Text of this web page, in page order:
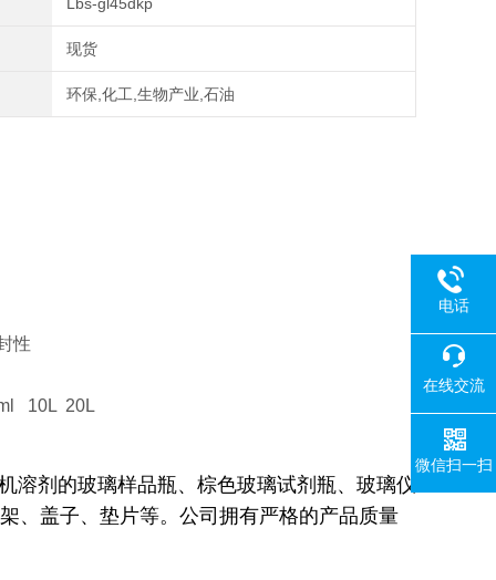
现货
环保,化工,生物产业,石油
性
10L 20L
溶剂的玻璃样品瓶、棕色玻璃试剂瓶、玻璃仪
、盖子、垫片等。公司拥有严格的产品质量
电话
在线交流
微信扫一扫